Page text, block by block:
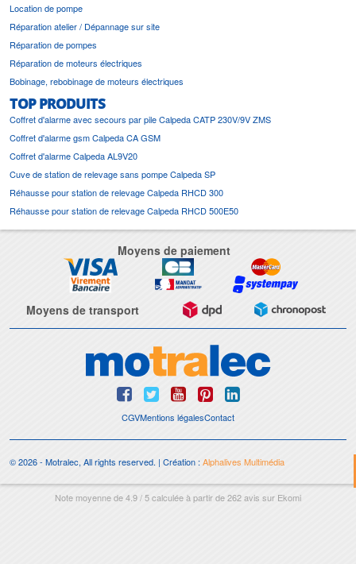
Location de pompe
Réparation atelier / Dépannage sur site
Réparation de pompes
Réparation de moteurs électriques
Bobinage, rebobinage de moteurs électriques
TOP PRODUITS
Coffret d'alarme avec secours par pile Calpeda CATP 230V/9V ZMS
Coffret d'alarme gsm Calpeda CA GSM
Coffret d'alarme Calpeda AL9V20
Cuve de station de relevage sans pompe Calpeda SP
Réhausse pour station de relevage Calpeda RHCD 300
Réhausse pour station de relevage Calpeda RHCD 500E50
Moyens de paiement
Moyens de transport
CGVMentions légalesContact
© 2026 - Motralec, All rights reserved. | Création :Alphalives Multimédia
Note moyenne de4.9/5calculée à partir de262avis sur Ekomi